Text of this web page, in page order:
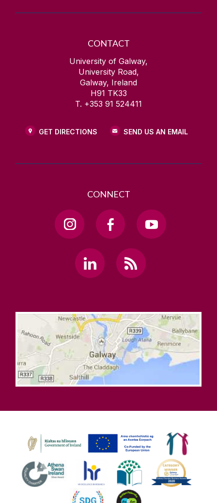
CONTACT
University of Galway,
University Road,
Galway, Ireland
H91 TK33
T. +353 91 524411
GET DIRECTIONS SEND US AN EMAIL
CONNECT